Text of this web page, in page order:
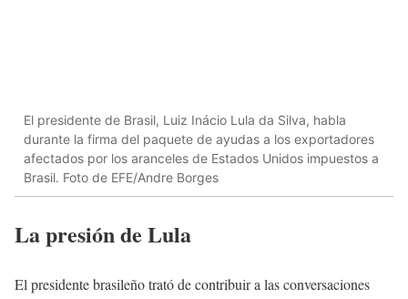
El presidente de Brasil, Luiz Inácio Lula da Silva, habla
durante la firma del paquete de ayudas a los exportadores
afectados por los aranceles de Estados Unidos impuestos a
Brasil. Foto de EFE/Andre Borges
La presión de Lula
El presidente brasileño trató de contribuir a las conversaciones